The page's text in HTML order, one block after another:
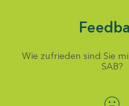
Wie zufrieden sind Sie
SAB?